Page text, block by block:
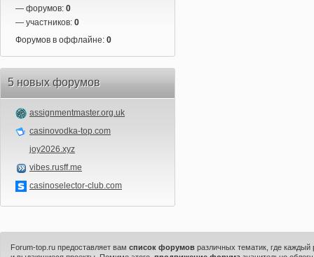
— форумов: 0
— участников: 0
Форумов в оффлайне: 0
5 новых форумов
assignmentmaster.org.uk
casinovodka-top.com
joy2026.xyz
vibes.rusff.me
casinoselector-club.com
Forum-top.ru предоставляет вамсписок форумов различных тематик, где